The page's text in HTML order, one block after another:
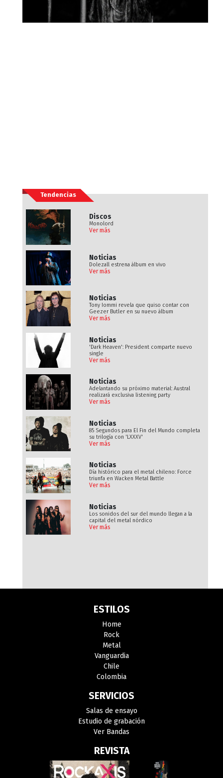
Tendencias
Discos
Monolord
Ver más
Noticias
Dolezall estrena álbum en vivo
Ver más
Noticias
Tony Iommi revela que quiso contar con
Geezer Butler en su nuevo álbum
Ver más
Noticias
'Dark Heaven': President comparte nuevo
single
Ver más
Noticias
Adelantando su próximo material: Austral
realizará exclusiva listening party
Ver más
Noticias
85 Segundos para El Fin del Mundo completa
su trilogía con 'LXXXV'
Ver más
Noticias
Día histórico para el metal chileno: Force
triunfa en Wacken Metal Battle
Ver más
Noticias
Los sonidos del sur del mundo llegan a la
capital del metal nórdico
Ver más
ESTILOS
Home
Rock
Metal
Vanguardia
Chile
Colombia
SERVICIOS
Salas de ensayo
Estudio de grabación
Ver Bandas
REVISTA